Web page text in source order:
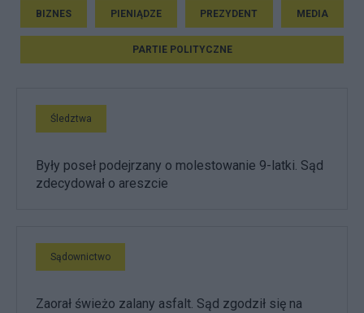
BIZNES PIENIĄDZE PREZYDENT MEDIA
PARTIE POLITYCZNE
Śledztwa
Były poseł podejrzany o molestowanie 9-latki. Sąd
zdecydował o areszcie
Sądownictwo
Zaorał świeżo zalany asfalt. Sąd zgodził się na